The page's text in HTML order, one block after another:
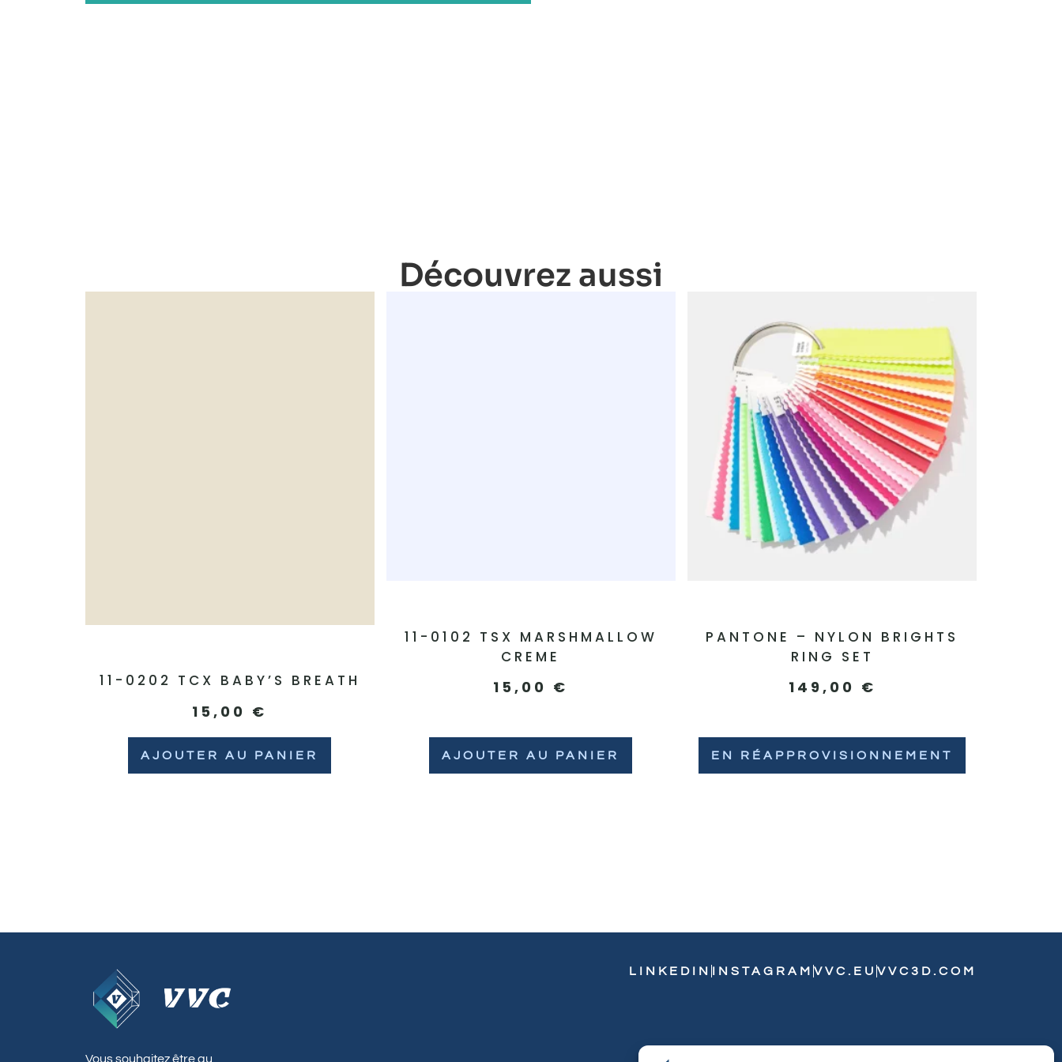
Découvrez aussi
11-0202 TCX BABY’S BREATH
15,00 €
AJOUTER AU PANIER
11-0102 TSX MARSHMALLOW
CREME
15,00 €
AJOUTER AU PANIER
PANTONE – NYLON BRIGHTS
RING SET
149,00 €
EN RÉAPPROVISIONNEMENT
Vous souhaitez être au
LINKEDIN INSTAGRAM VVC.EU VVC3D.COM